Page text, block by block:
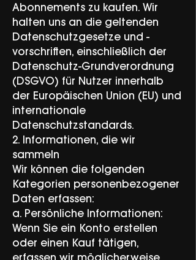
Abonnements zu kaufen. Wir
halten uns an die geltenden
Datenschutzgesetze und -
vorschriften, einschließlich der
Datenschutz-Grundverordnung
(DSGVO) für Nutzer innerhalb
der Europäischen Union (EU) und
internationale
Datenschutzstandards.
2. Informationen, die wir
sammeln
Wir können die folgenden
Kategorien personenbezogener
Daten erfassen:
a. Persönliche Informationen:
Wenn Sie ein Konto erstellen
oder einen Kauf tätigen,